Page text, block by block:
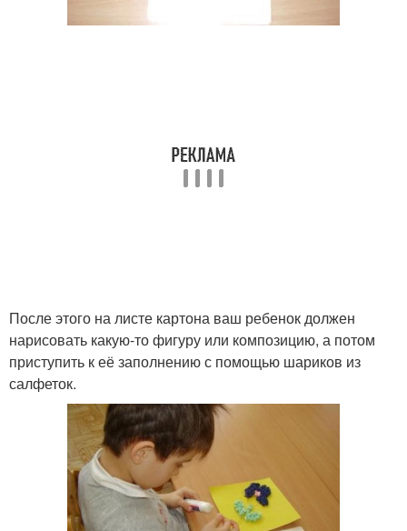
После этого на листе картона ваш ребенок должен
нарисовать какую-то фигуру или композицию, а потом
приступить к её заполнению с помощью шариков из
салфеток.